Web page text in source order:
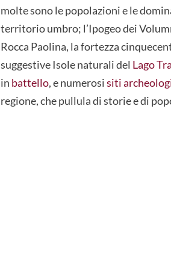
molte sono le popolazioni e le
territorio umbro; l’Ipogeo dei
Rocca Paolina, la fortezza
suggestive Isole naturali del Lago
in battello, e numerosisiti
regione, che pullula di storie e di